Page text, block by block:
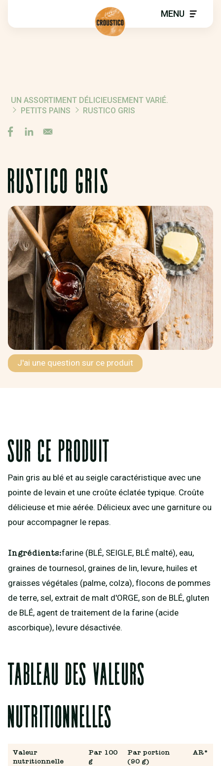
MENU
FIL
D'ARIANE
UN ASSORTIMENT DÉLICIEUSEMENT VARIÉ.
PETITS PAINS
RUSTICO GRIS
RUSTICO GRIS
J'ai une question sur ce produit
Sur ce produit
Pain gris au blé et au seigle caractéristique avec une
pointe de levain et une croûte éclatée typique. Croûte
délicieuse et mie aérée. Délicieux avec une garniture ou
pour accompagner le repas.
Ingrédients:farine (BLÉ, SEIGLE, BLÉ malté), eau,
graines de tournesol, graines de lin, levure, huiles et
graisses végétales (palme, colza), flocons de pommes
de terre, sel, extrait de malt d'ORGE, son de BLÉ, gluten
de BLÉ, agent de traitement de la farine (acide
ascorbique), levure désactivée.
Tableau des valeurs
nutritionnelles
Valeur
nutritionnelle
Par 100
g
Par portion
(90 g)
AR*